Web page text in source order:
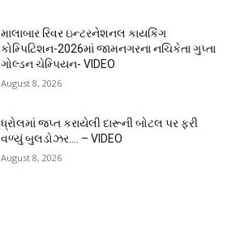
માલાબાર રિવર ઇન્ટરનેશનલ કાયકિંગ
કોમ્પિટિશન-2026માં જામનગરના નચિકેતા ગુપ્તા
ગોલ્ડન ચેમ્પિયન- VIDEO
August 8, 2026
ધ્રોલમાં જપ્ત કરાયેલી દારૂની બોટલ પર ફરી
વળ્યું બુલડોઝર…. – VIDEO
August 8, 2026